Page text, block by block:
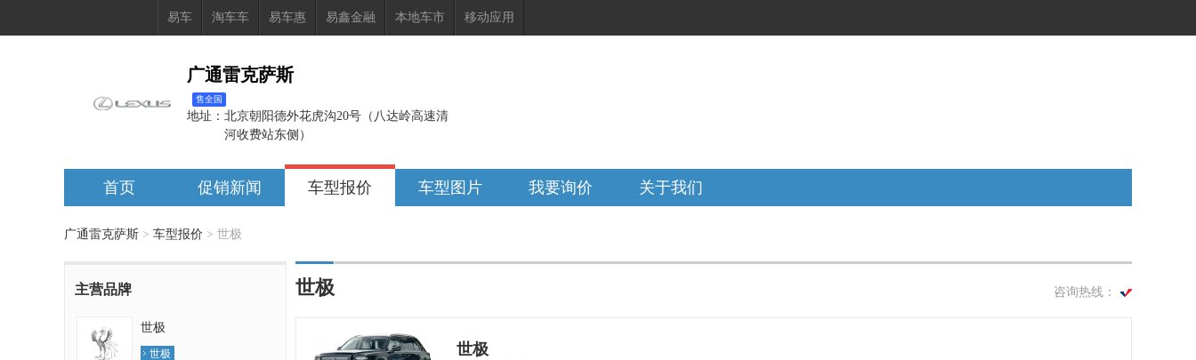
易车 淘车车 易车惠 易鑫金融 本地车市 移动应用
广通雷克萨斯
售全国
地址： 北京朝阳德外花虎沟20号（八达岭高速清
河收费站东侧）
首页 促销新闻 车型报价 车型图片 我要询价 关于我们
广通雷克萨斯 > 车型报价 > 世极
主营品牌
世极
世极
世极 咨询热线：
世极